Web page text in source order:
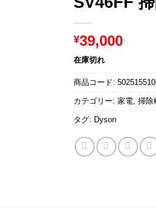
¥39,000
在庫切れ
商品コード:
カテゴリー: 家電, 掃除
タグ: Dyson